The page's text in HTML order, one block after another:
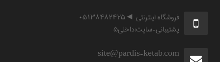
فروشگاه اینترنتی ◄۰۵۱۳۸۴۸۲۴۲۵
پشتیبانی-سایت:داخلی۵
site@pardis-ketab.com